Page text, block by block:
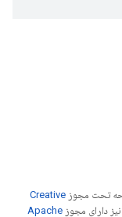
تحت مجوز Creative
دارای مجوز Apache